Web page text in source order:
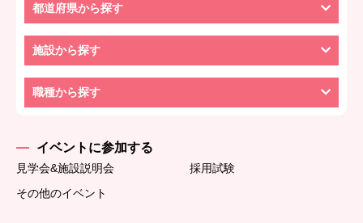
都道府県から探す
施設から探す
職種から探す
イベントに参加する
見学会&施設説明会
採用試験
その他のイベント